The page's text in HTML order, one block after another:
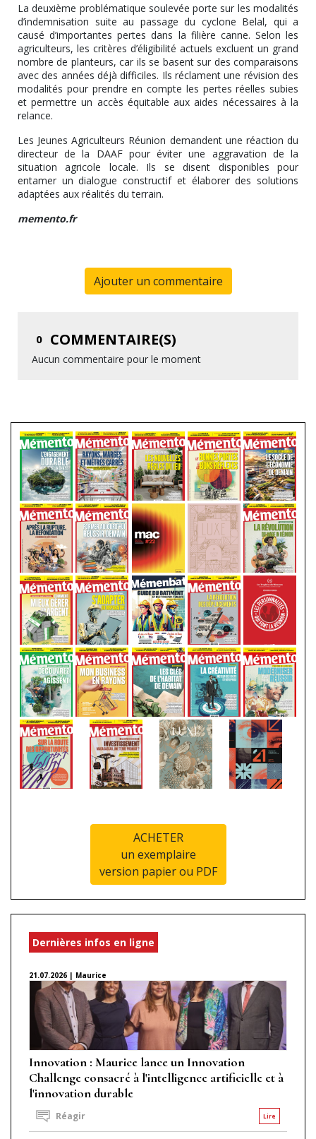
La deuxième problématique soulevée porte sur les modalités
d’indemnisation suite au passage du cyclone Belal, qui a
causé d’importantes pertes dans la filière canne. Selon les
agriculteurs, les critères d’éligibilité actuels excluent un grand
nombre de planteurs, car ils se basent sur des comparaisons
avec des années déjà difficiles. Ils réclament une révision des
modalités pour prendre en compte les pertes réelles subies
et permettre un accès équitable aux aides nécessaires à la
relance.
Les Jeunes Agriculteurs Réunion demandent une réaction du
directeur de la DAAF pour éviter une aggravation de la
situation agricole locale. Ils se disent disponibles pour
entamer un dialogue constructif et élaborer des solutions
adaptées aux réalités du terrain.
memento.fr
Ajouter un commentaire
0 COMMENTAIRE(S)
Aucun commentaire pour le moment
ACHETER
un exemplaire
version papier ou PDF
Dernières infos en ligne
21.07.2026 | Maurice
Innovation : Maurice lance un Innovation
Challenge consacré à l'intelligence artificielle et à
l'innovation durable
Lire
Réagir